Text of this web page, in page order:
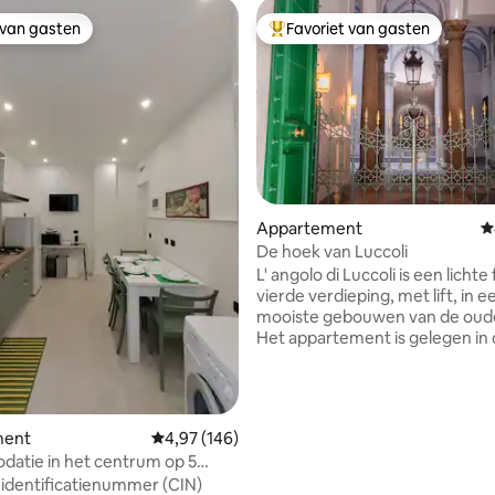
4,97 uit 5, 119 recensies
gasten
gasten
Gemiddelde beoordeling van 4,97 uit 5, 146
4,97 (146)
in het centrum op 5
St.Brignole en de metro
(CIN)
Topfavoriet van gasten
Favoriet van gasten
Appartement
De hoek van Luccoli
L' angolo di Luccoli is een lichte
vierde verdieping, met lift, in
mooiste gebouwen van de
Het appartement is gelegen in